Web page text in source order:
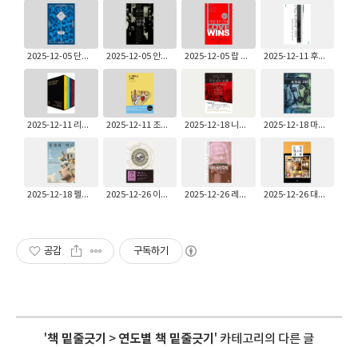
2025-12-05 단테 알리기에리: 신곡 ─ 지옥·연옥·천국 / 귀스타브 도레 삽화 수록본 2025-12-05 안동림: 불멸의 지휘자 2025-12-05 랍 벨: 사랑이 이긴다 - 천국과 지옥, 그리고 지금까지 살았던 모든 인간의 운명에 관하여 2025-12-11 후지이 다케시: 파시즘과 제3세계주의 사이에서
2025-12-11 리하르트 바그너: 니벨룽의 반지 세트 2025-12-11 조반니노 과레스키: 돈 까밀로의 양떼들 - 신부님 우리들의 신부님 6 2025-12-18 니콜라스 스타가르트: 독일인의 전쟁 1939-1945 2025-12-18 마커스 J. 보그, 톰 라이트: 예수의 의미
2025-12-18 펠리페 페르난데스아르메스토: 생각의 역사 2025-12-26 이리에 아키라: 하버드-C.H.베크 세계사 : 1945 이후 2025-12-26 레셰크 코와코프스키: 마르크스주의의 주요 흐름 3 ─ 황혼기 2025-12-26 대니얼B.클린데닌: 동방 정교회 신학
공감 구독하기
'책 밑줄긋기 > 연도별 책 밑줄긋기 ' 카테고리의 다른 글